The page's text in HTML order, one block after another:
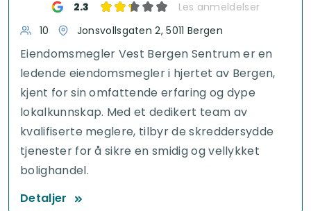
2.3 Les anmeldelser
Eiendomsmegler Vest Bergen Sentrum er en
ledende eiendomsmegler i hjertet av Bergen,
kjent for sin omfattende erfaring og dype
lokalkunnskap. Med et dedikert team av
kvalifiserte meglere, tilbyr de skreddersydde
tjenester for å sikre en smidig og vellykket
bolighandel.
10 Jonsvollsgaten 2, 5011 Bergen
Detaljer